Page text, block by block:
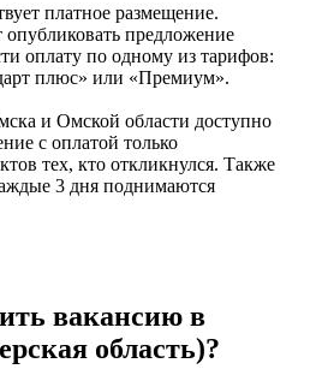
платное размещение.
опубликовать предложение
оплату по одному из тарифов:
плюс» или «Премиум».
и Омской области доступно
с оплатой только
тех, кто откликнулся. Также
3 дня поднимаются
вакансию в
область)?